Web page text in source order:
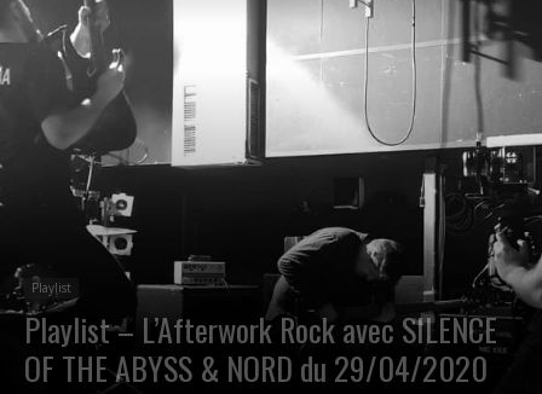
Playlist
Playlist – L’Afterwork Rock avec SILENCE
OF THE ABYSS & NORD du 29/04/2020